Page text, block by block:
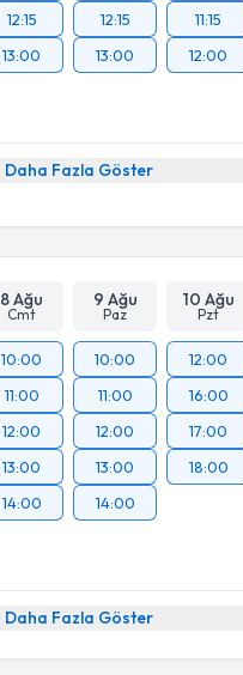
12:15
13:00
12:15
13:00
11:15
12:00
Daha Fazla Göster
8 Ağu
Cmt
9 Ağu
Paz
10 Ağu
Pzt
10:00
11:00
12:00
13:00
14:00
10:00
11:00
12:00
13:00
14:00
12:00
16:00
17:00
18:00
Daha Fazla Göster